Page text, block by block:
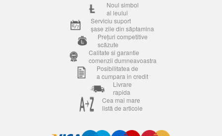
Noul simbol
al leului
Serviciu suport
șase zile din săptamina
Prețuri competitive
scăzute
Calitate si garantie
comenzii dumneavoastra
Posibilitatea de
a cumpara in credit
Livrare
rapida
Cea mai mare
listă de articole